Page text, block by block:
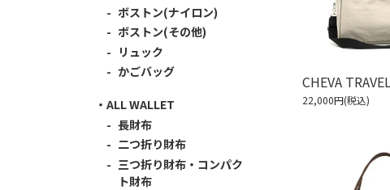
CHEVA
22,000円(税込)
ボストン(ナイロン)
ボストン(その他)
リュック
かごバッグ
ALL WALLET
長財布
二つ折り財布
三つ折り財布・コンパク
ト財布